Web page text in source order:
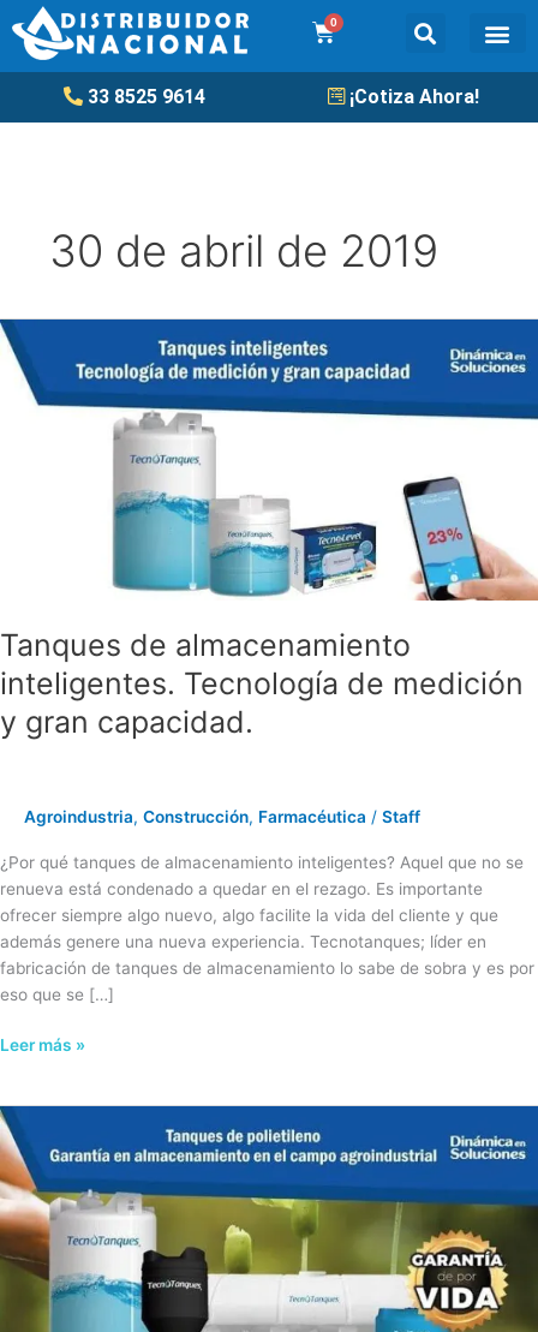
al
contenido
0
Cart
33 8525 9614 ¡Cotiza Ahora!
30 de abril de 2019
Tanques de almacenamiento
inteligentes. Tecnología de medición
y gran capacidad.
Agroindustria, Construcción, Farmacéutica / Staff
¿Por qué tanques de almacenamiento inteligentes? Aquel que no se
renueva está condenado a quedar en el rezago. Es importante
ofrecer siempre algo nuevo, algo facilite la vida del cliente y que
además genere una nueva experiencia. Tecnotanques; líder en
fabricación de tanques de almacenamiento lo sabe de sobra y es por
eso que se […]
Tanques
de
almacenamiento
inteligentes.
Leer más »
Tanques
de
polietileno.
Garantía
en
almacenamiento